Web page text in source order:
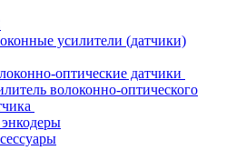
усилители (датчики)
оптические датчики
волоконно-оптического